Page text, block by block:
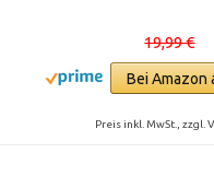
19,99 €
Bei Amazon
Preis inkl. MwSt., zzgl.